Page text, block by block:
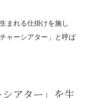
まれる仕掛けを施し
ャーシアター」と呼ば
アター」を生